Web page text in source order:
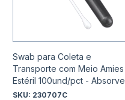
Swab para Coleta e
Transporte com Meio Amies
Estéril 100und/pct - Absorve
SKU: 230707C